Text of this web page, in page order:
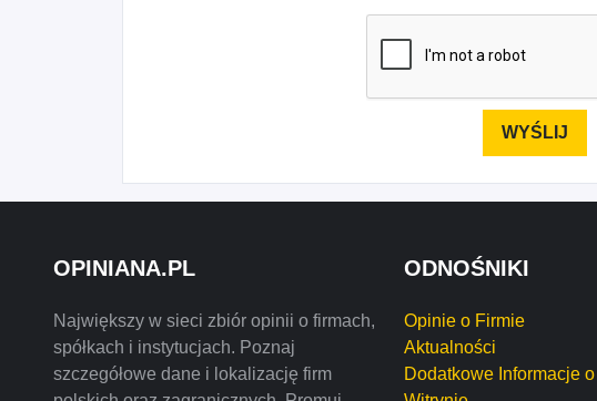
OPINIANA.PL
Największy w sieci zbiór opinii o firmach,
spółkach i instytucjach. Poznaj
szczegółowe dane i lokalizację firm
ODNOŚNIKI
Opinie o Firmie
Aktualności
Dodatkowe Informacje o